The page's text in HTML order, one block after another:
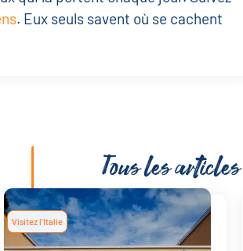
. Eux seuls savent où se cachent
Tous les articles
Visitez l'Italie